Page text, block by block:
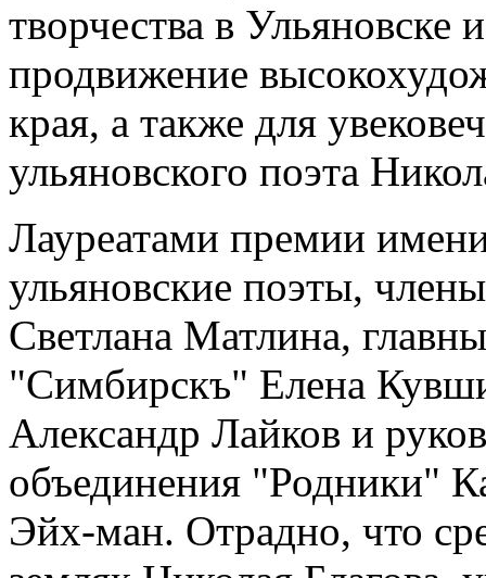
творчества в Ульяновске
продвижение
края, а также для
ульяновского поэта
Лауреатами премии
ульяновские поэты,
Светлана Матлина,
"Симбирскъ" Елена
Александр Лайков и
объединения "Родники"
Эйх-ман. Отрадно, что